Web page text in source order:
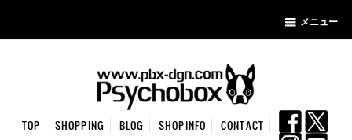
メニュー
TOP SHOPPING BLOG SHOPINFO CONTACT